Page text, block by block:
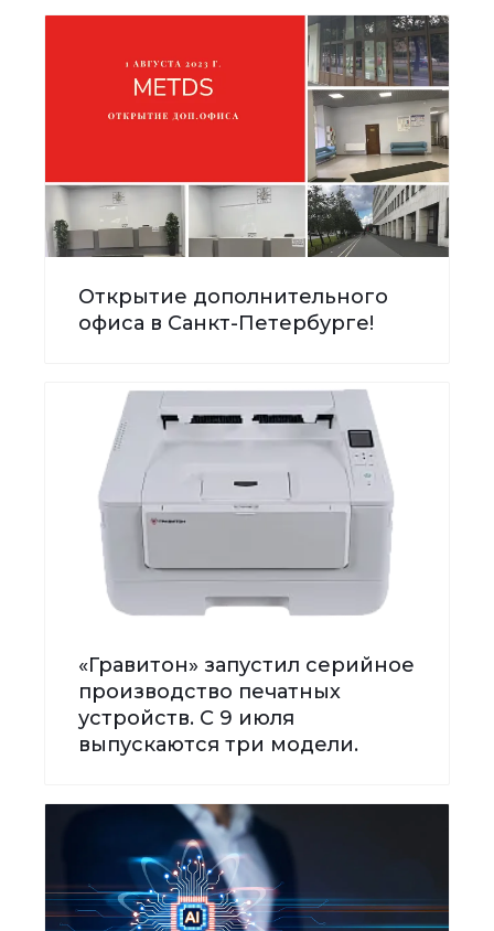
Открытие дополнительного
офиса в Санкт-Петербурге!
«Гравитон» запустил серийное
производство печатных
устройств. С 9 июля
выпускаются три модели.